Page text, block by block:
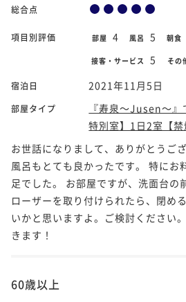
総合点
項目別評価 部屋 4 風呂 5 朝食
接客・サービス 5 その
宿泊日 2021年11月5日
部屋タイプ
『寿泉～Jusen～
特別室】1日2室【禁
お世話になりまして、ありがとうご
風呂もとても良かったです。 特にお
足でした。 お部屋ですが、洗面台の
ローザーを取り付けられたら、閉め
いかと思いますよ。ご検討ください
きます！
60歳以上